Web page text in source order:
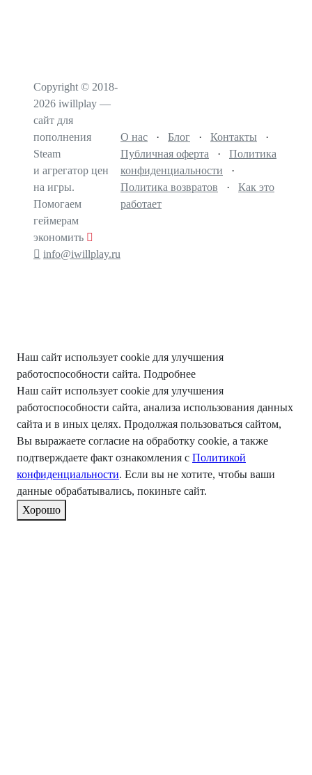
Copyright © 2018-
2026 iwillplay —
сайт для
пополнения
Steam
и агрегатор цен
на игры.
Помогаем
геймерам
экономить
info@iwillplay.ru
О нас · Блог · Контакты ·
Публичная оферта · Политика
конфиденциальности ·
Политика возвратов · Как это
работает
Наш сайт использует cookie для улучшения
работоспособности сайта. Подробнее
Наш сайт использует cookie для улучшения
работоспособности сайта, анализа использования данных
сайта и в иных целях. Продолжая пользоваться сайтом,
Вы выражаете согласие на обработку cookie, а также
подтверждаете факт ознакомления с Политикой
конфиденциальности. Если вы не хотите, чтобы ваши
данные обрабатывались, покиньте сайт.
Хорошо